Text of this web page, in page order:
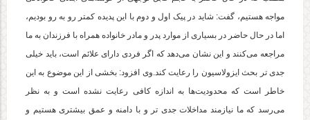
مواجه هستیم، گفت: شاید در پیک اول و دوم با این پدیده کمتر رو به رو بودیم،
اما در حال حاضر در بسیاری از موارد پدر و مادر خانواده همراه با فرزندان به ما
مراجعه می‌کنند و این نشان می‌دهد که اگر فردی دارای علائم است، باید خیلی
جدی تر بحث ایزولاسیون را رعایت کند.وی افزود: بخشی از این موضوع به این
خاطر است که محدودیت‌ها به اندازه کافی رعایت نشده است و به نظر
می‌رسد که ما نیازمند مداخلات جدی تر و با دامنه و عمق بیشتری هستیم و